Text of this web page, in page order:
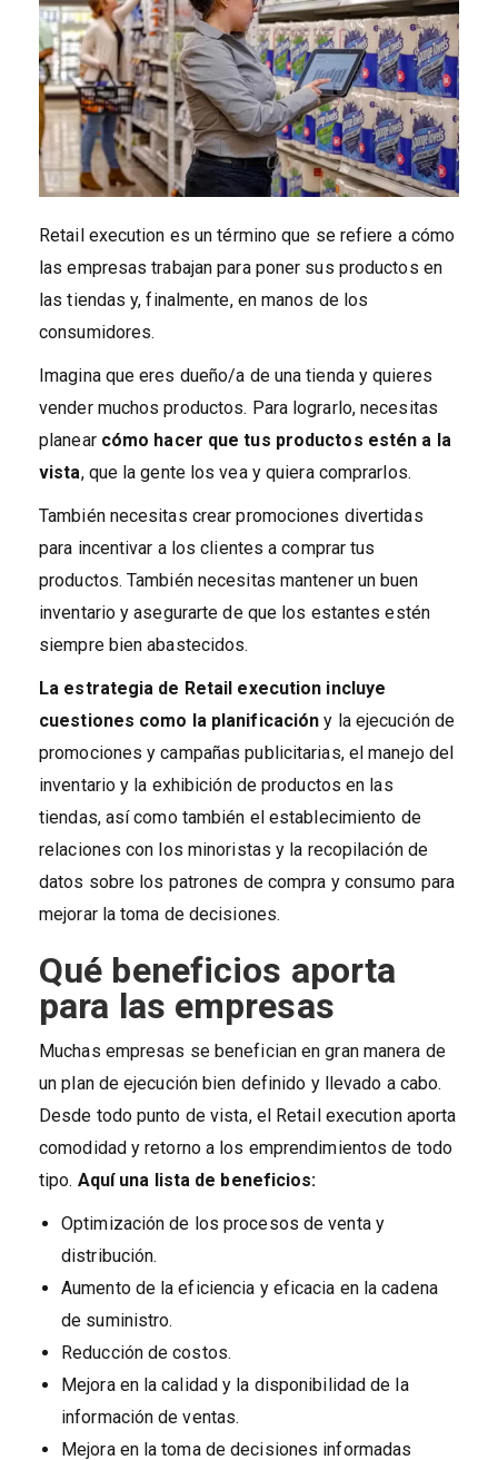
Retail execution es un término que se refiere a cómo
las empresas trabajan para poner sus productos en
las tiendas y, finalmente, en manos de los
consumidores.
Imagina que eres dueño/a de una tienda y quieres
vender muchos productos. Para lograrlo, necesitas
planear cómo hacer que tus productos estén a la
vista, que la gente los vea y quiera comprarlos.
También necesitas crear promociones divertidas
para incentivar a los clientes a comprar tus
productos. También necesitas mantener un buen
inventario y asegurarte de que los estantes estén
siempre bien abastecidos.
La estrategia de Retail execution incluye
cuestiones como la planificación y la ejecución de
promociones y campañas publicitarias, el manejo del
inventario y la exhibición de productos en las
tiendas, así como también el establecimiento de
relaciones con los minoristas y la recopilación de
datos sobre los patrones de compra y consumo para
mejorar la toma de decisiones.
Qué beneficios aporta
para las empresas
Muchas empresas se benefician en gran manera de
un plan de ejecución bien definido y llevado a cabo.
Desde todo punto de vista, el Retail execution aporta
comodidad y retorno a los emprendimientos de todo
tipo. Aquí una lista de beneficios:
Optimización de los procesos de venta y
distribución.
Aumento de la eficiencia y eficacia en la cadena
de suministro.
Reducción de costos.
Mejora en la calidad y la disponibilidad de la
información de ventas.
Mejora en la toma de decisiones informadas